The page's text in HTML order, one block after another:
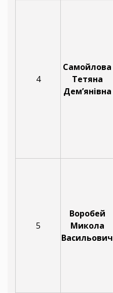
4
Самойлова
Тетяна
Дем’янівна
5
Воробей
Микола
Васильович